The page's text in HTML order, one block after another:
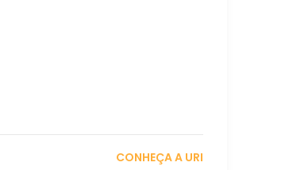
CONHEÇA A URI